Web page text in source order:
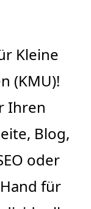
Kleine
(KMU)!
Ihren
Blog,
oder
für